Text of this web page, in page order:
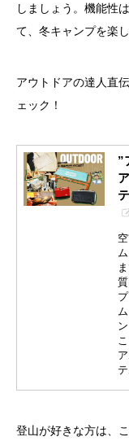
しましょう。機能性
て、冬キャンプを楽
アウトドアの達人直
ェック！
”
登山が好きな方は、